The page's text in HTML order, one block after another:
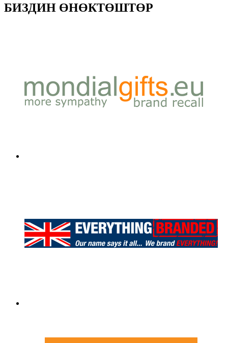
БИЗДИН ӨНӨКТӨШТӨР